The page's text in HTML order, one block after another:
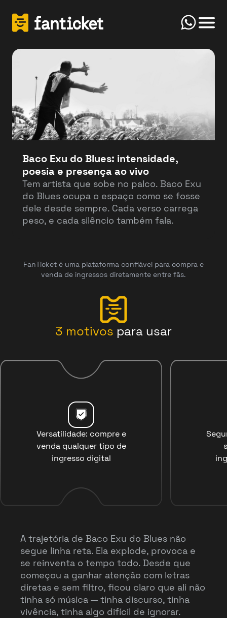
Click
Baco Exu do Blues: intensidade,
poesia e presença ao vivo
Tem artista que sobe no palco. Baco Exu
do Blues ocupa o espaço como se fosse
dele desde sempre. Cada verso carrega
peso, e cada silêncio também fala.
FanTicket é uma plataforma confiável para compra e
venda de ingressos diretamente entre fãs.
3 motivos para usar
Versatilidade: compre e
venda qualquer tipo de
ingresso digital
A trajetória de Baco Exu do Blues não
segue linha reta. Ela explode, provoca e
se reinventa o tempo todo. Desde que
começou a ganhar atenção com letras
diretas e sem filtro, ficou claro que ali não
tinha só música — tinha discurso, tinha
vivência, tinha algo difícil de ignorar.
FanTicket
Olá! Bem-vindo(a) ao FanTicketBot. Como
posso te ajudar hoje? Você deseja vender ou
Vender Comprar
Your message
Send